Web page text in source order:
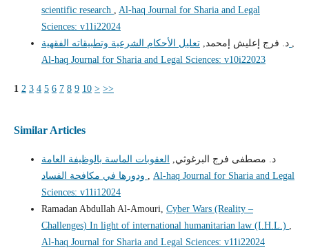
scientific research
Al-haq Journal for Sharia and Legal
Sciences: v11i22024
د. فرج إعليش إمحمد,تعليل الأحكام الشرعية وتطبيقاته الفقهية
Al-haq Journal for Sharia and Legal Sciences: v10i22023
1 2 3 4 5 6 7 8 9 10 > >>
Similar Articles
د. مصطفى فرج البرغوثي, العقوبات الماسة بالوظيفة العامة
Al-haq Journal for Sharia and Legal
Sciences: v11i12024
Ramadan Abdullah Al-Amouri, Cyber Wars (Reality –
Challenges) In light of international humanitarian law (I.H.L.)
Al-haq Journal for Sharia and Legal Sciences: v11i22024